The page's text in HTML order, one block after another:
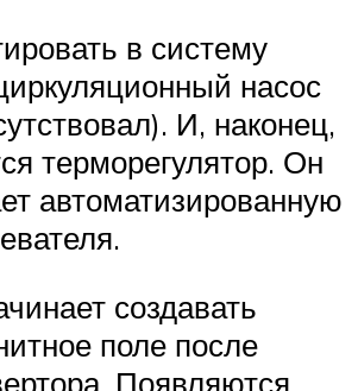
в систему
насос
И, наконец,
терморегулятор. Он
автоматизированную
создавать
поле после
Появляются